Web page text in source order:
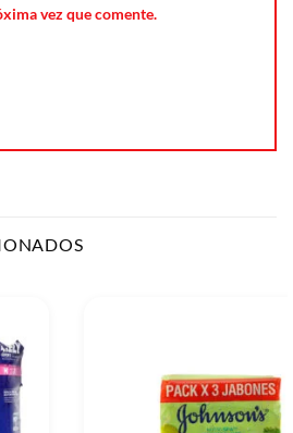
vez que comente.